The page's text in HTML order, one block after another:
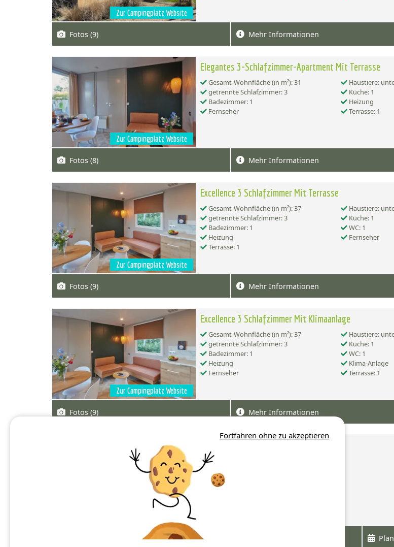
Zur Campingplatz Website
Fotos (9) Mehr Informationen
Zur Campingplatz Website
Elegantes 3-Schlafzimmer-Apartment Mit Terrasse
Gesamt-Wohnfläche (in m²): 31
Haustiere:
getrennte Schlafzimmer: 3
Küche: 1
Badezimmer: 1
Heizung
Fernseher
Terrasse: 1
Fotos (8) Mehr Informationen
Zur Campingplatz Website
Excellence 3 Schlafzimmer Mit Terrasse
Gesamt-Wohnfläche (in m²): 37
Haustiere:
getrennte Schlafzimmer: 3
Küche: 1
Badezimmer: 1
WC: 1
Heizung
Fernseher
Terrasse: 1
Fotos (9) Mehr Informationen
Zur Campingplatz Website
Excellence 3 Schlafzimmer Mit Klimaanlage
Gesamt-Wohnfläche (in m²): 37
Haustiere:
getrennte Schlafzimmer: 3
Küche: 1
Badezimmer: 1
WC: 1
Heizung
Klima-Anlage
Fernseher
Terrasse: 1
Fotos (9) Mehr Informationen
Zur Campingplatz Website
Excellence 2 Schlafzimmer Mit Terrasse
Fortfahren ohne zu akzeptieren